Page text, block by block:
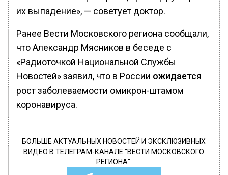
их выпадение», — советует доктор.
Ранее Вести Московского региона сообщали,
что Александр Мясников в беседе с
«Радиоточкой Национальной Службы
Новостей» заявил, что в России ожидается
рост заболеваемости омикрон-штамом
коронавируса.
БОЛЬШЕ АКТУАЛЬНЫХ НОВОСТЕЙ И ЭКСКЛЮЗИВНЫХ
ВИДЕО В ТЕЛЕГРАМ-КАНАЛЕ "ВЕСТИ МОСКОВСКОГО
РЕГИОНА".